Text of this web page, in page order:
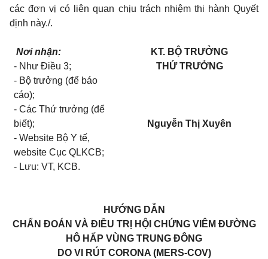
các đơn vị có liên quan chịu trách nhiệm thi hành Quyết
định này./.
Nơi nhận:
- Như Điều 3;
- Bộ trưởng (để báo
cáo);
- Các Thứ trưởng (để
biết);
- Website Bộ Y tế,
website Cục QLKCB;
- Lưu: VT, KCB.
KT. BỘ TRƯỞNG
THỨ TRƯỞNG
Nguyễn Thị Xuyên
HƯỚNG DẪN
CHẨN ĐOÁN VÀ ĐIỀU TRỊ HỘI CHỨNG VIÊM ĐƯỜNG
HÔ HẤP VÙNG TRUNG ĐÔNG
DO VI RÚT CORONA (MERS-COV)